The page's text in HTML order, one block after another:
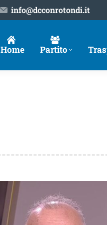
info@dcconrotondi.it
Home Partito